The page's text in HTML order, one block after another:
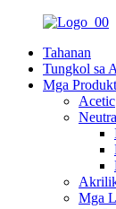
Tahanan
Tungkol sa
Mga
Acetic
Mga